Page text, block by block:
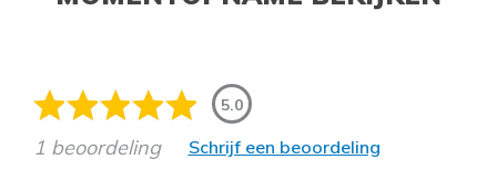
5.0
1 beoordeling Schrijf een beoordeling